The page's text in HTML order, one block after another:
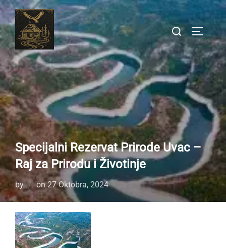
Skip
to
content
Search
for:
Specijalni Rezervat Prirode Uvac –
Raj za Prirodu i Životinje
by onPosted
on
27 Oktobra, 2024